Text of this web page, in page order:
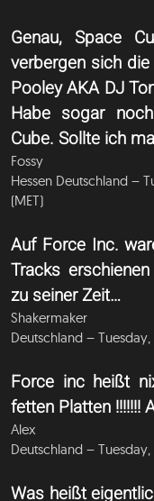
Genau, Space
verbergen sich
Pooley AKA DJ
Habe sogar
Cube. Sollte ich
Fossy
Hessen Deutschland –
(MET)
Auf Force Inc.
Tracks
zu seiner Zeit…
Shakermaker
Deutschland – Tuesday,
Force inc heißt
fetten Platten !!!!!!!
Alex
Deutschland – Tuesday,
Was heißt